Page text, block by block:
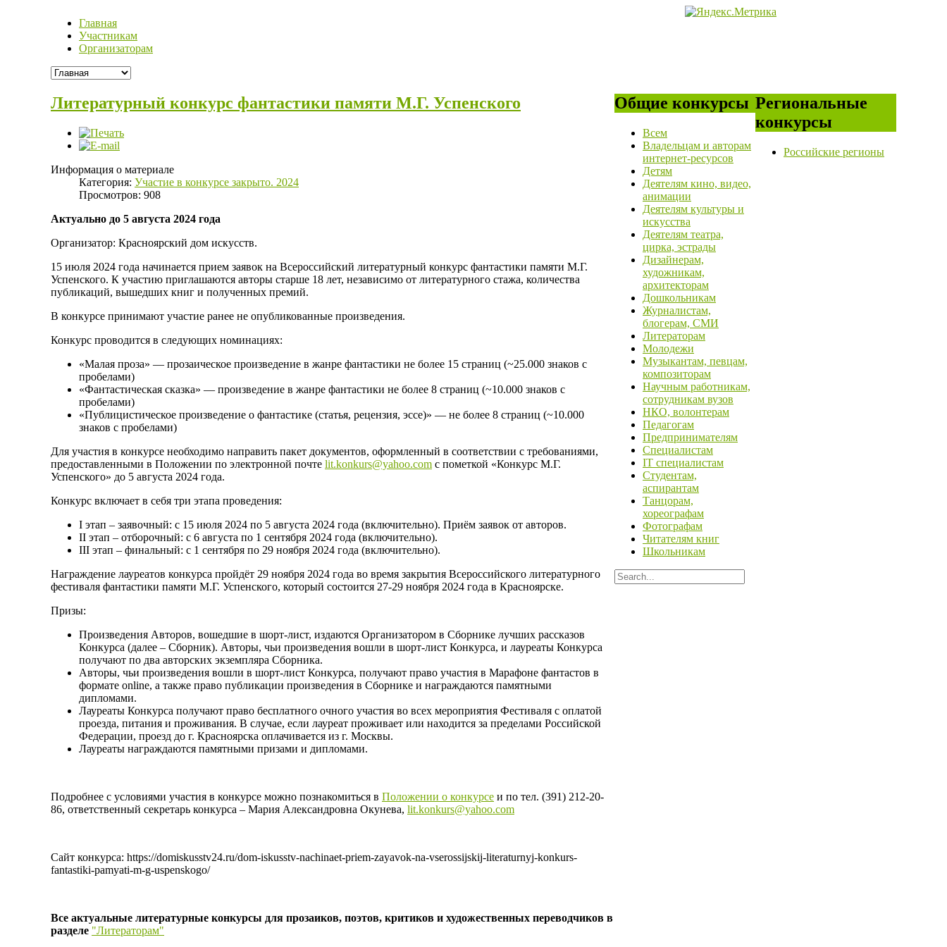
Главная
Участникам
Организаторам
Литературный конкурс фантастики памяти М.Г. Успенского
Информация о материале
Категория: Участие в конкурсе закрыто. 2024
Просмотров: 908
Актуально до 5 августа 2024 года
Организатор: Красноярский дом искусств.
15 июля 2024 года начинается прием заявок на Всероссийский литературный конкурс фантастики памяти М.Г.
Успенского. К участию приглашаются авторы старше 18 лет, независимо от литературного стажа, количества
публикаций, вышедших книг и полученных премий.
В конкурсе принимают участие ранее не опубликованные произведения.
Конкурс проводится в следующих номинациях:
«Малая проза» — прозаическое произведение в жанре фантастики не более 15 страниц (~25.000 знаков с
пробелами)
«Фантастическая сказка» — произведение в жанре фантастики не более 8 страниц (~10.000 знаков с
пробелами)
«Публицистическое произведение о фантастике (статья, рецензия, эссе)» — не более 8 страниц (~10.000
знаков с пробелами)
Для участия в конкурсе необходимо направить пакет документов, оформленный в соответствии с требованиями,
предоставленными в Положении по электронной почте lit.konkurs@yahoo.com с пометкой «Конкурс М.Г.
Успенского» до 5 августа 2024 года.
Конкурс включает в себя три этапа проведения:
I этап – заявочный: с 15 июля 2024 по 5 августа 2024 года (включительно). Приём заявок от авторов.
II этап – отборочный: с 6 августа по 1 сентября 2024 года (включительно).
III этап – финальный: с 1 сентября по 29 ноября 2024 года (включительно).
Награждение лауреатов конкурса пройдёт 29 ноября 2024 года во время закрытия Всероссийского литературного
фестиваля фантастики памяти М.Г. Успенского, который состоится 27-29 ноября 2024 года в Красноярске.
Призы:
Произведения Авторов, вошедшие в шорт-лист, издаются Организатором в Сборнике лучших рассказов
Конкурса (далее – Сборник). Авторы, чьи произведения вошли в шорт-лист Конкурса, и лауреаты Конкурса
получают по два авторских экземпляра Сборника.
Авторы, чьи произведения вошли в шорт-лист Конкурса, получают право участия в Марафоне фантастов в
формате online, а также право публикации произведения в Сборнике и награждаются памятными
дипломами.
Лауреаты Конкурса получают право бесплатного очного участия во всех мероприятия Фестиваля с оплатой
проезда, питания и проживания. В случае, если лауреат проживает или находится за пределами Российской
Федерации, проезд до г. Красноярска оплачивается из г. Москвы.
Лауреаты награждаются памятными призами и дипломами.
Подробнее с условиями участия в конкурсе можно познакомиться в Положении о конкурсе и по тел. (391) 212-20-
86, ответственный секретарь конкурса – Мария Александровна Окунева, lit.konkurs@yahoo.com
Сайт конкурса: https://domiskusstv24.ru/dom-iskusstv-nachinaet-priem-zayavok-na-vserossijskij-literaturnyj-konkurs-
fantastiki-pamyati-m-g-uspenskogo/
Все актуальные литературные конкурсы для прозаиков, поэтов, критиков и художественных переводчиков в
разделе "Литераторам"
Общие конкурсы
Всем
Владельцам и авторам
интернет-ресурсов
Детям
Деятелям кино, видео,
анимации
Деятелям культуры и
искусства
Деятелям театра,
цирка, эстрады
Дизайнерам,
художникам,
архитекторам
Дошкольникам
Журналистам,
блогерам, СМИ
Литераторам
Молодежи
Музыкантам, певцам,
композиторам
Научным работникам,
сотрудникам вузов
НКО, волонтерам
Педагогам
Предпринимателям
Специалистам
IT специалистам
Студентам,
аспирантам
Танцорам,
хореографам
Фотографам
Читателям книг
Школьникам
Региональные
конкурсы
Российские регионы